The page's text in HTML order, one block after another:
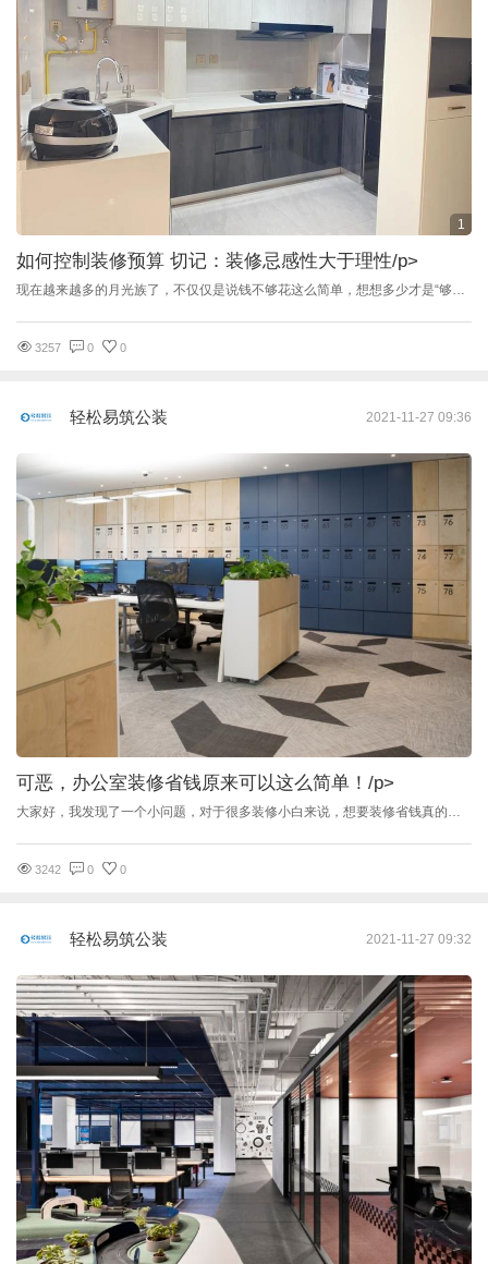
1
如何控制装修预算 切记：装修忌感性大于理性/p>
3257 0 0
轻松易筑公装 2021-11-27 09:36
可恶，办公室装修省钱原来可以这么简单！ /p>
3242 0 0
轻松易筑公装 2021-11-27 09:32